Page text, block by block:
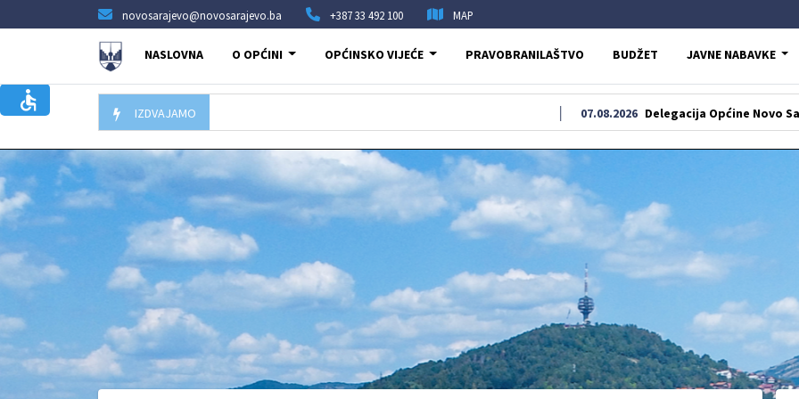
novosarajevo@novosarajevo.ba +387 33 492 100 MAP
NASLOVNA O OPĆINI OPĆINSKO VIJEĆE PRAVOBRANILAŠTVO BUDŽET JAVNE NABAVKE
IZDVAJAMO Delegacija Općine Novo Sarajevo